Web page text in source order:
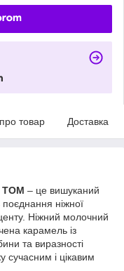
товар Доставка
TOM – це вишуканий
ніжної
Ніжний молочний
карамель із
та виразності
сучасним і цікавим